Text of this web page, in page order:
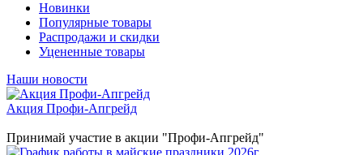
Новинки
Популярные товары
Распродажи и скидки
Уцененные товары
Наши новости
Акция Профи-Апгрейд
Принимай участие в акции "Профи-Апгрейд"